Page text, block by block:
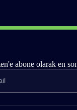
abone olarak en